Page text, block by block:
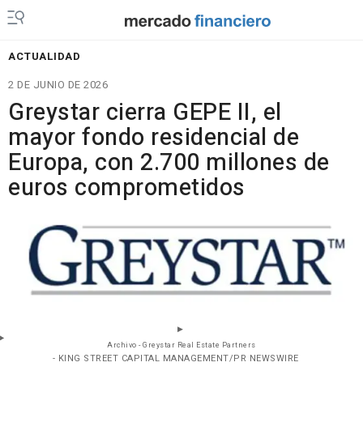
ACTUALIDAD
2 DE JUNIO DE 2026
Greystar cierra GEPE II, el
mayor fondo residencial de
Europa, con 2.700 millones de
euros comprometidos
Archivo - Greystar Real Estate Partners
- KING STREET CAPITAL MANAGEMENT/PR NEWSWIRE